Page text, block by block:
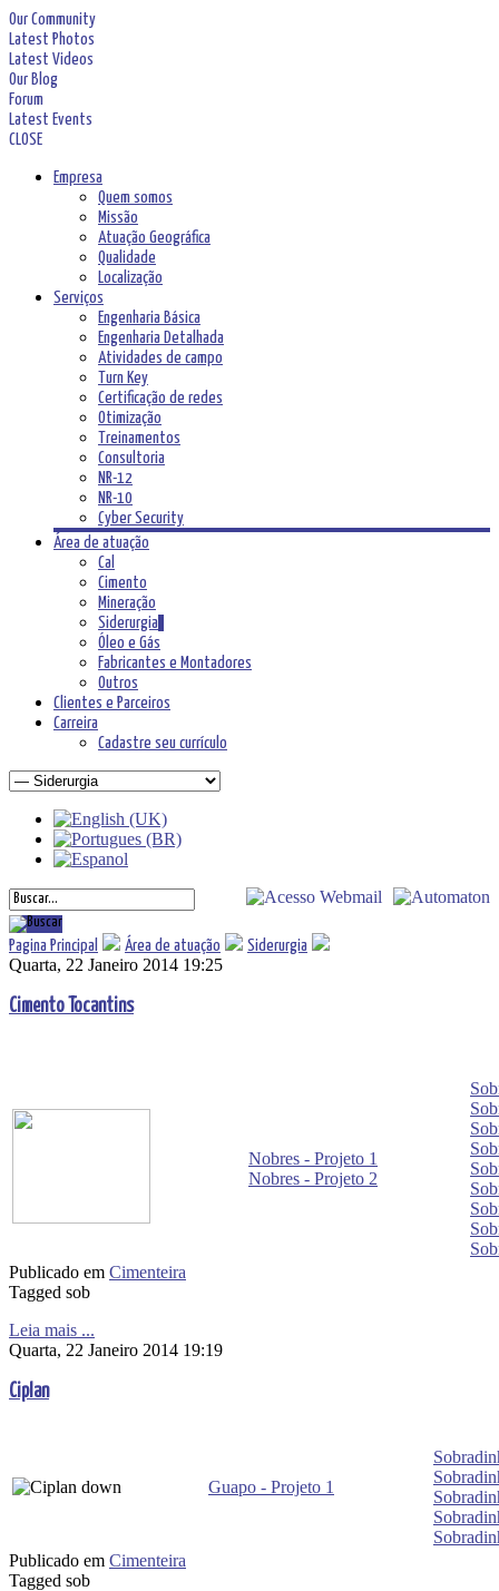
Our Community
Latest Photos
Latest Videos
Our Blog
Forum
Latest Events
CLOSE
Empresa
Quem somos
Missão
Atuação Geográfica
Qualidade
Localização
Serviços
Engenharia Básica
Engenharia Detalhada
Atividades de campo
Turn Key
Certificação de redes
Otimização
Treinamentos
Consultoria
NR-12
NR-10
Cyber Security
Área de atuação
Cal
Cimento
Mineração
Siderurgia
Óleo e Gás
Fabricantes e Montadores
Outros
Clientes e Parceiros
Carreira
Cadastre seu currículo
Pagina Principal Área de atuação Siderurgia
Quarta, 22 Janeiro 2014 19:25
Cimento Tocantins
Nobres - Projeto 1
Nobres - Projeto 2
Publicado em Cimenteira
Tagged sob
Leia mais ...
Quarta, 22 Janeiro 2014 19:19
Ciplan
Guapo - Projeto 1
Publicado em Cimenteira
Tagged sob